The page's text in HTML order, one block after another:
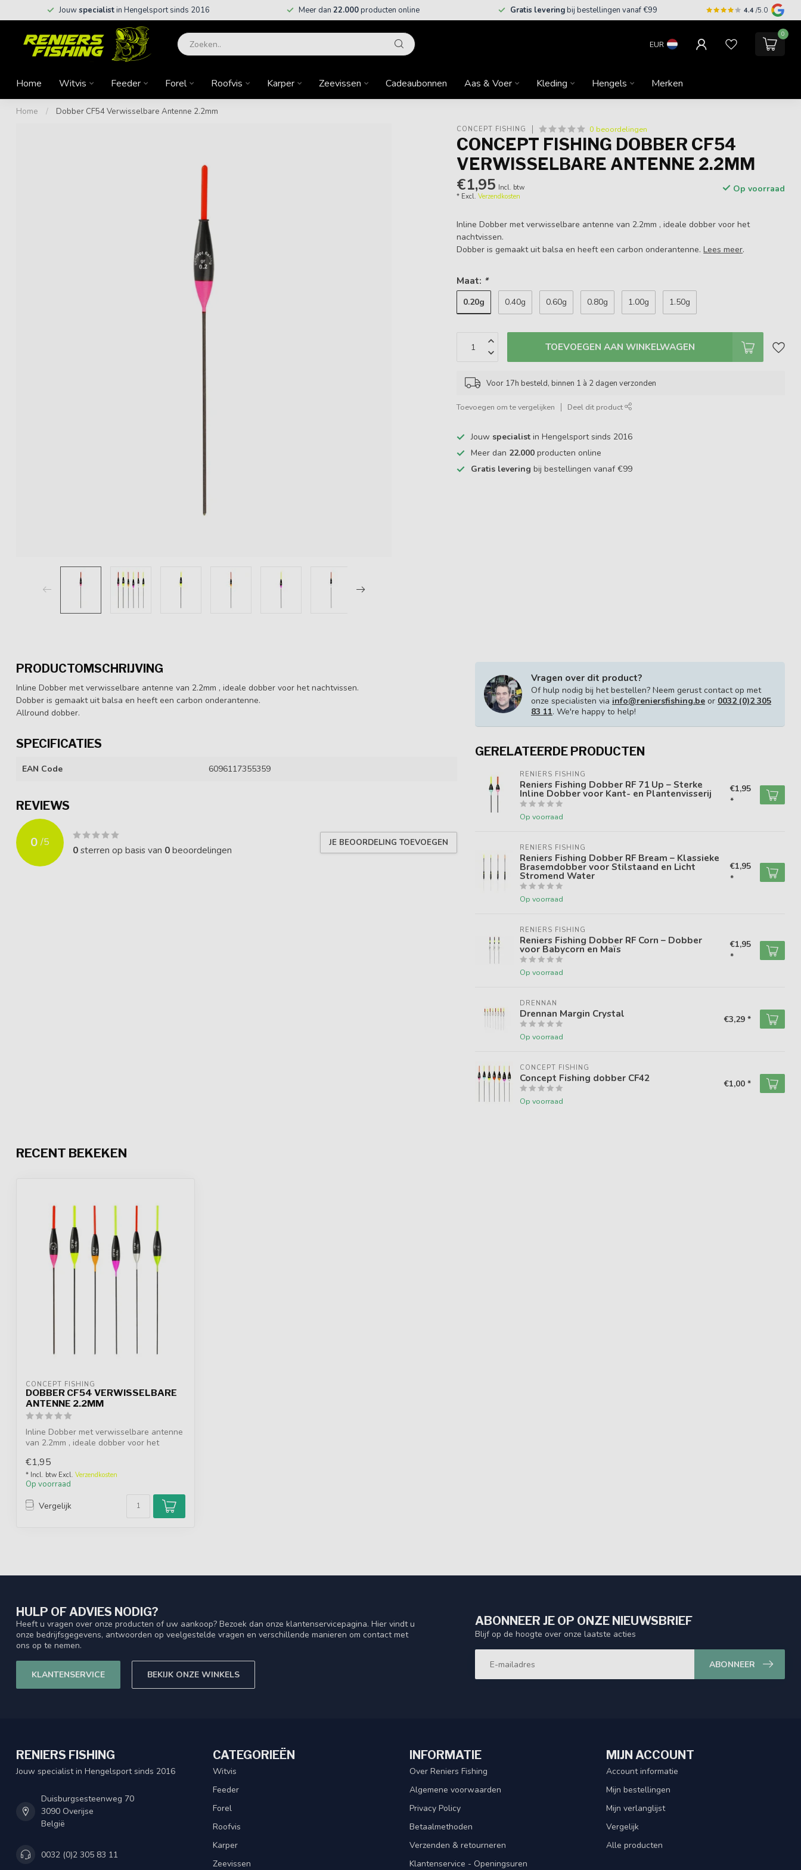
Jouwspecialistin Hengelsport sinds 2016 Meer dan 22.000producten online Gratis leveringbij bestellingen vanaf €99 4.4 /5.0
EUR
0
Home Witvis Feeder Forel Roofvis Karper Zeevissen Cadeaubonnen Aas & Voer Kleding Hengels Merken
Home / Dobber CF54 Verwisselbare Antenne 2.2mm
CONCEPT FISHING 0 beoordelingen
CONCEPT FISHING DOBBER CF54
VERWISSELBARE ANTENNE 2.2MM
€1,95 Incl. btw
* Excl.Verzendkosten
Op voorraad
Inline Dobber met verwisselbare antenne van 2.2mm , ideale dobber voor het
nachtvissen.
Dobber is gemaakt uit balsa en heeft een carbon onderantenne.Lees meer.
Maat: *
0.20g 0.40g 0.60g 0.80g 1.00g 1.50g
TOEVOEGEN AAN WINKELWAGEN
Voor 17h besteld, binnen 1 à 2 dagen verzonden
Toevoegen om te vergelijken Deel dit product
Jouw specialist in Hengelsport sinds 2016
Meer dan 22.000 producten online
Gratis levering bij bestellingen vanaf €99
PRODUCTOMSCHRIJVING
Inline Dobber met verwisselbare antenne van 2.2mm , ideale dobber voor het nachtvissen.
Dobber is gemaakt uit balsa en heeft een carbon onderantenne.
Allround dobber.
SPECIFICATIES
EAN Code 6096117355359
REVIEWS
0 /5
0sterren op basis van 0beoordelingen
JE BEOORDELING TOEVOEGEN
Vragen over dit product?
Of hulp nodig bij het bestellen? Neem gerust contact op met
onze specialisten via info@reniersfishing.be or 0032 (0)2 305
83 11. We're happy to help!
GERELATEERDE PRODUCTEN
RENIERS FISHING
Reniers Fishing Dobber RF 71 Up – Sterke
Inline Dobber voor Kant- en Plantenvisserij
Op voorraad
€1,95
*
RENIERS FISHING
Reniers Fishing Dobber RF Bream – Klassieke
Brasemdobber voor Stilstaand en Licht
Stromend Water
Op voorraad
€1,95
*
RENIERS FISHING
Reniers Fishing Dobber RF Corn – Dobber
voor Babycorn en Maïs
Op voorraad
€1,95
*
DRENNAN
Drennan Margin Crystal
Op voorraad
€3,29 *
CONCEPT FISHING
Concept Fishing dobber CF42
Op voorraad
€1,00 *
RECENT BEKEKEN
CONCEPT FISHING
DOBBER CF54 VERWISSELBARE
ANTENNE 2.2MM
Inline Dobber met verwisselbare antenne
van 2.2mm , ideale dobber voor het
€1,95
* Incl. btw Excl. Verzendkosten
Op voorraad
Vergelijk
HULP OF ADVIES NODIG?
Heeft u vragen over onze producten of uw aankoop? Bezoek dan onze klantenservicepagina. Hier vindt u
onze bedrijfsgegevens, antwoorden op veelgestelde vragen en verschillende manieren om contact met
ons op te nemen.
KLANTENSERVICE BEKIJK ONZE WINKELS
ABONNEER JE OP ONZE NIEUWSBRIEF
Blijf op de hoogte over onze laatste acties
ABONNEER
RENIERS FISHING
Jouw specialist in Hengelsport sinds 2016
Duisburgsesteenweg 70
3090 Overijse
België
0032 (0)2 305 83 11
CATEGORIEËN
Witvis
Feeder
Forel
Roofvis
Karper
Zeevissen
INFORMATIE
Over Reniers Fishing
Algemene voorwaarden
Privacy Policy
Betaalmethoden
Verzenden & retourneren
Klantenservice - Openingsuren
MIJN ACCOUNT
Account informatie
Mijn bestellingen
Mijn verlanglijst
Vergelijk
Alle producten